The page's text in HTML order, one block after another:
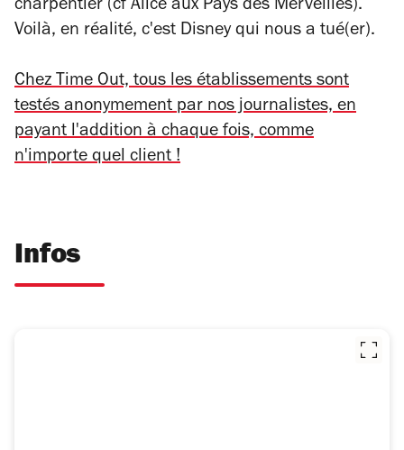
charpentier (cf Alice aux Pays des Merveilles).
Voilà, en réalité, c'est Disney qui nous a tué(er).
Chez Time Out, tous les établissements sont
testés anonymement par nos journalistes, en
payant l'addition à chaque fois, comme
n'importe quel client !
Infos